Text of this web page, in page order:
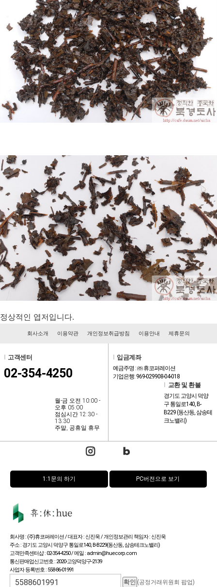
정상적인 엽저입니다.
회사소개 이용약관 개인정보취급방침 이용안내 제휴문의
고객센터
02-354-4250
월-금 오전 10:00 -
오후 05:00
점심시간 12:30 -
13:30
주말, 공휴일 휴무
입금계좌
예금주명 : ㈜ 휴코퍼레이션
기업은행: 969-029908-04-018
교환 및 환불
경기도 고양시 덕양
구 통일로140, B-
B229 (동산동, 삼송테
크노밸리)
1:1문의 하기 PC버전으로 보기
회사명 : (주)휴코퍼레이션 / 대표자 : 신진욱 / 개인정보관리 책임자 : 신진욱
주소 : 경기도 고양시 덕양구 통일로140, B-B229(동산동, 삼송테크노밸리)
고객만족센터샵 : 02-354-4250 / 메일 : admin@huecorp.com
통신판매업신고번호 : 2020-고양덕양구-2139
사업자 등록번호 : 558-86-01991
(공정거래위원회 팝업)